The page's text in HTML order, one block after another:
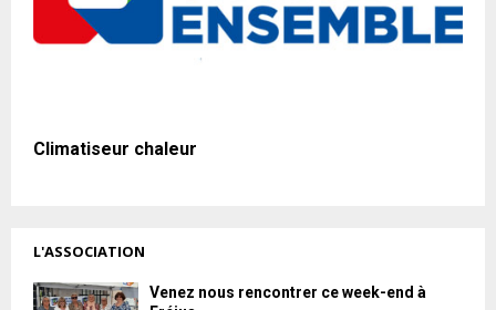
Climatiseur chaleur
L'ASSOCIATION
Venez nous rencontrer ce week-end à